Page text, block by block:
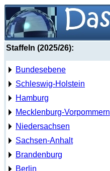
Staffeln (2025/26):
Bundesebene
Schleswig-Holstein
Hamburg
Mecklenburg-Vorpommern
Niedersachsen
Sachsen-Anhalt
Brandenburg
Berlin